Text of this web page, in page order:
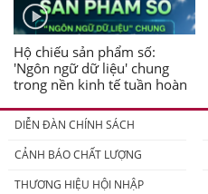
Hộ chiếu sản phẩm số:
'Ngôn ngữ dữ liệu' chung
trong nền kinh tế tuần hoàn
DIỄN ĐÀN CHÍNH SÁCH
CẢNH BÁO CHẤT LƯỢNG
THƯƠNG HIỆU HỘI NHẬP